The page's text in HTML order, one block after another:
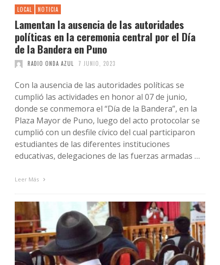
LOCAL NOTICIA
Lamentan la ausencia de las autoridades
políticas en la ceremonia central por el Día
de la Bandera en Puno
RADIO ONDA AZUL 7 JUNIO, 2023
Con la ausencia de las autoridades políticas se
cumplió las actividades en honor al 07 de junio,
donde se conmemora el “Día de la Bandera”, en la
Plaza Mayor de Puno, luego del acto protocolar se
cumplió con un desfile cívico del cual participaron
estudiantes de las diferentes instituciones
educativas, delegaciones de las fuerzas armadas …
Leer Más